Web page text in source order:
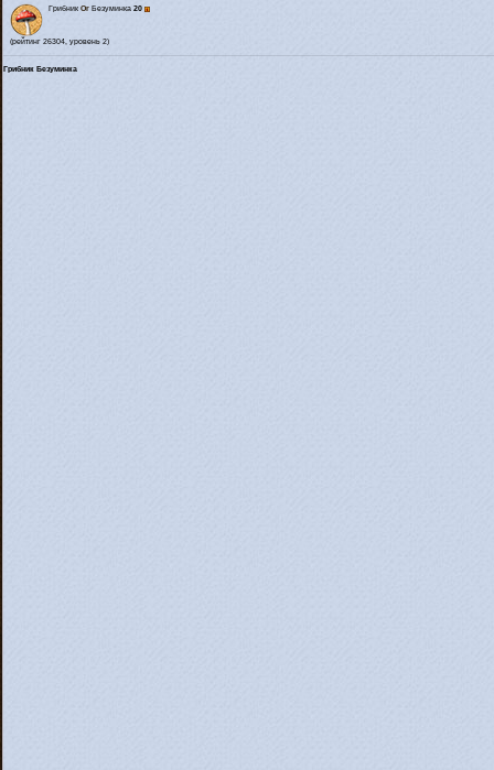
Грибник Or Безуминка 20
(рейтинг 26304, уровень 2)
Грибник Безуминка